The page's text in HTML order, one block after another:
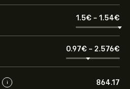
1.5‎€‎ - 1.54‎€‎
0.97‎€‎ - 2.576‎€‎
i 864.17